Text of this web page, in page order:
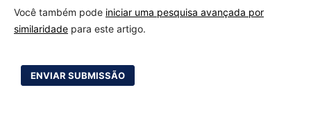
Você também pode iniciar uma pesquisa avançada por
similaridadepara este artigo.
ENVIAR SUBMISSÃO